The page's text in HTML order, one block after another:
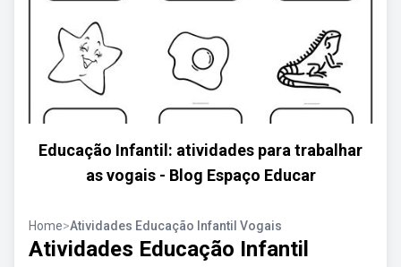
Educação Infantil: atividades para trabalhar
as vogais - Blog Espaço Educar
Home>Atividades Educação Infantil Vogais
Atividades Educação Infantil